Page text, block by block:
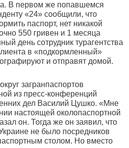
В первом же попавшемся
«24» сообщили, что
паспорт, нет никакой
550 гривен и 1 месяца
день сотрудник турагентства
в «подкормленный»
и отправят домой.
загранпаспортов
из пресс-конференций
дел Василий Цушко. «Мне
настоящей околопаспортной
он. Тогда же он заявил, что
не было посредников
столом. Но вместо